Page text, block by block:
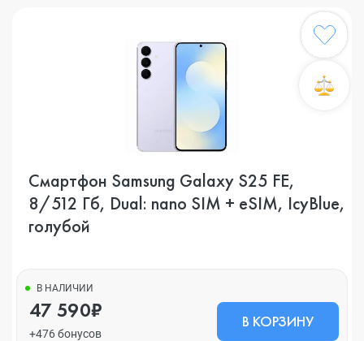
Смартфон Samsung Galaxy S25 FE,
8/512 Гб, Dual: nano SIM + eSIM, IcyBlue,
голубой
В НАЛИЧИИ
47 590₽
+476 бонусов
В КОРЗИНУ